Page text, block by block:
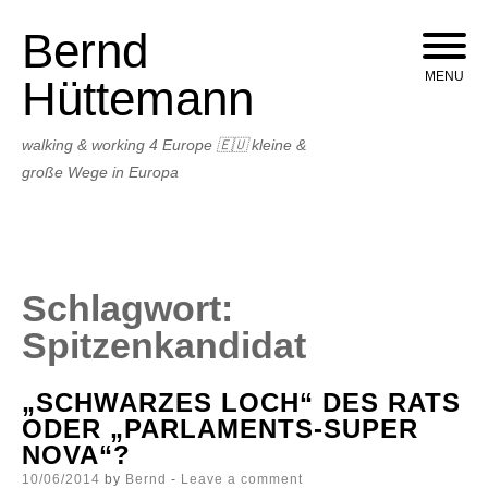
content
Bernd
Hüttemann
walking & working 4 Europe 🇪🇺 kleine &
große Wege in Europa
MENU
Schlagwort:
Spitzenkandidat
„SCHWARZES LOCH“ DES RATS
ODER „PARLAMENTS-SUPER
NOVA“?
Posted
10/06/2014 by Bernd Leave a comment